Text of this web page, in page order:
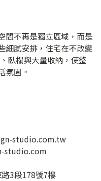
間不再是獨立區域，而是
細膩安排，住宅在不改變
臥榻與大量收納，使整
氛圍。
studio.com.tw
studio.com
3段178號7樓